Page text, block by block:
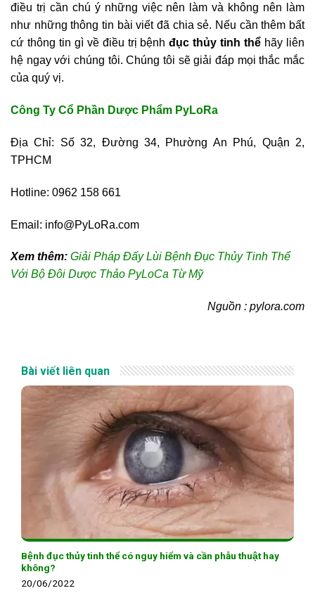
điều trị cần chú ý những việc nên làm và không nên làm
như những thông tin bài viết đã chia sẻ. Nếu cần thêm bất
cứ thông tin gì về điều trị bệnhđục thủy tinh thể hãy liên
hệ ngay với chúng tôi. Chúng tôi sẽ giải đáp mọi thắc mắc
của quý vị.
Công Ty Cổ Phần Dược Phẩm PyLoRa
Địa Chỉ: Số 32, Đường 34, Phường An Phú, Quận 2,
TPHCM
Hotline: 0962 158 661
Email: info@PyLoRa.com
Xem thêm: Giải Pháp Đấy Lùi Bệnh Đục Thủy Tinh Thể
Với Bộ Đôi Dược Thảo PyLoCa Từ Mỹ
Nguồn : pylora.com
Bài viết liên quan
Bệnh đục thủy tinh thể có nguy hiểm và cần phẫu thuật hay
không?
20/06/2022